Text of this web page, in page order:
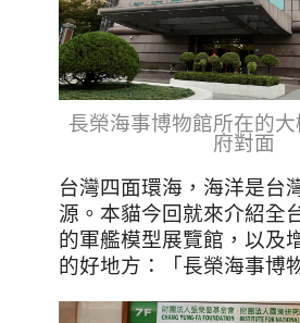
長榮海事博物館所在的
府對面
台灣四面環海，海洋是台
源。本貓今回就來介紹全
的軍艦模型展覽館，以及
的好地方：「長榮海事博